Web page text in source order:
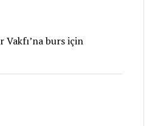
burs için